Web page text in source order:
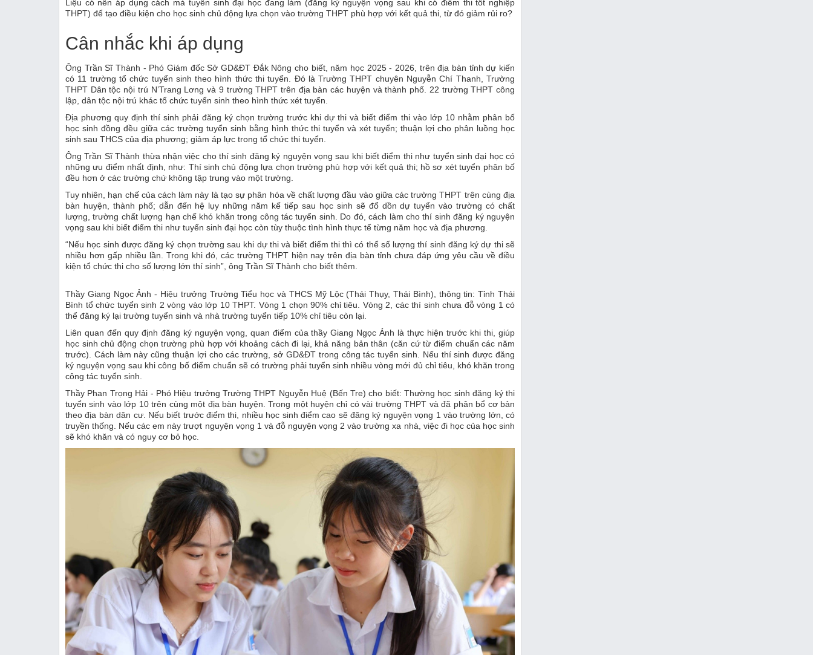
Liệu có nên áp dụng cách mà tuyển sinh đại học đang làm (đăng ký nguyện vọng sau khi có điểm thi tốt nghiệp
THPT) để tạo điều kiện cho học sinh chủ động lựa chọn vào trường THPT phù hợp với kết quả thi, từ đó giảm rủi ro?
Cân nhắc khi áp dụng
Ông Trần Sĩ Thành - Phó Giám đốc Sở GD&ĐT Đắk Nông cho biết, năm học 2025 - 2026, trên địa bàn tỉnh dự kiến
có 11 trường tổ chức tuyển sinh theo hình thức thi tuyển. Đó là Trường THPT chuyên Nguyễn Chí Thanh, Trường
THPT Dân tộc nội trú N’Trang Lơng và 9 trường THPT trên địa bàn các huyện và thành phố. 22 trường THPT công
lập, dân tộc nội trú khác tổ chức tuyển sinh theo hình thức xét tuyển.
Địa phương quy định thí sinh phải đăng ký chọn trường trước khi dự thi và biết điểm thi vào lớp 10 nhằm phân bố
học sinh đồng đều giữa các trường tuyển sinh bằng hình thức thi tuyển và xét tuyển; thuận lợi cho phân luồng học
sinh sau THCS của địa phương; giảm áp lực trong tổ chức thi tuyển.
Ông Trần Sĩ Thành thừa nhận việc cho thí sinh đăng ký nguyện vọng sau khi biết điểm thi như tuyển sinh đại học có
những ưu điểm nhất định, như: Thí sinh chủ động lựa chọn trường phù hợp với kết quả thi; hồ sơ xét tuyển phân bố
đều hơn ở các trường chứ không tập trung vào một trường.
Tuy nhiên, hạn chế của cách làm này là tạo sự phân hóa về chất lượng đầu vào giữa các trường THPT trên cùng địa
bàn huyện, thành phố; dẫn đến hệ lụy những năm kế tiếp sau học sinh sẽ đổ dồn dự tuyển vào trường có chất
lượng, trường chất lượng hạn chế khó khăn trong công tác tuyển sinh. Do đó, cách làm cho thí sinh đăng ký nguyện
vọng sau khi biết điểm thi như tuyển sinh đại học còn tùy thuộc tình hình thực tế từng năm học và địa phương.
“Nếu học sinh được đăng ký chọn trường sau khi dự thi và biết điểm thi thì có thể số lượng thí sinh đăng ký dự thi sẽ
nhiều hơn gấp nhiều lần. Trong khi đó, các trường THPT hiện nay trên địa bàn tỉnh chưa đáp ứng yêu cầu về điều
kiện tổ chức thi cho số lượng lớn thí sinh”, ông Trần Sĩ Thành cho biết thêm.
Thầy Giang Ngọc Ảnh - Hiệu trưởng Trường Tiểu học và THCS Mỹ Lộc (Thái Thụy, Thái Bình), thông tin: Tỉnh Thái
Bình tổ chức tuyển sinh 2 vòng vào lớp 10 THPT. Vòng 1 chọn 90% chỉ tiêu. Vòng 2, các thí sinh chưa đỗ vòng 1 có
thể đăng ký lại trường tuyển sinh và nhà trường tuyển tiếp 10% chỉ tiêu còn lại.
Liên quan đến quy định đăng ký nguyện vọng, quan điểm của thầy Giang Ngọc Ảnh là thực hiện trước khi thi, giúp
học sinh chủ động chọn trường phù hợp với khoảng cách đi lại, khả năng bản thân (căn cứ từ điểm chuẩn các năm
trước). Cách làm này cũng thuận lợi cho các trường, sở GD&ĐT trong công tác tuyển sinh. Nếu thí sinh được đăng
ký nguyện vọng sau khi công bố điểm chuẩn sẽ có trường phải tuyển sinh nhiều vòng mới đủ chỉ tiêu, khó khăn trong
công tác tuyển sinh.
Thầy Phan Trọng Hải - Phó Hiệu trưởng Trường THPT Nguyễn Huệ (Bến Tre) cho biết: Thường học sinh đăng ký thi
tuyển sinh vào lớp 10 trên cùng một địa bàn huyện. Trong một huyện chỉ có vài trường THPT và đã phân bổ cơ bản
theo địa bàn dân cư. Nếu biết trước điểm thi, nhiều học sinh điểm cao sẽ đăng ký nguyện vọng 1 vào trường lớn, có
truyền thống. Nếu các em này trượt nguyện vọng 1 và đỗ nguyện vọng 2 vào trường xa nhà, việc đi học của học sinh
sẽ khó khăn và có nguy cơ bỏ học.